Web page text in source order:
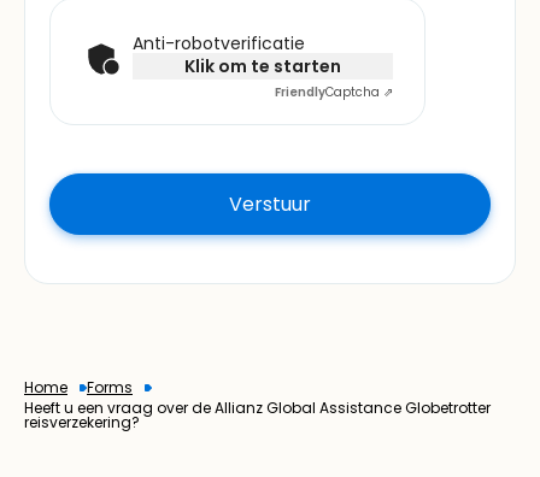
Anti-robotverificatie
Klik om te starten
FriendlyCaptcha ⇗
Home
Forms
Heeft u een vraag over de Allianz Global Assistance Globetrotter
reisverzekering?